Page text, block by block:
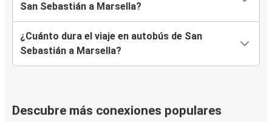
San Sebastián a Marsella?
¿Cuánto dura el viaje en autobús de San
Sebastián a Marsella?
Descubre más conexiones populares